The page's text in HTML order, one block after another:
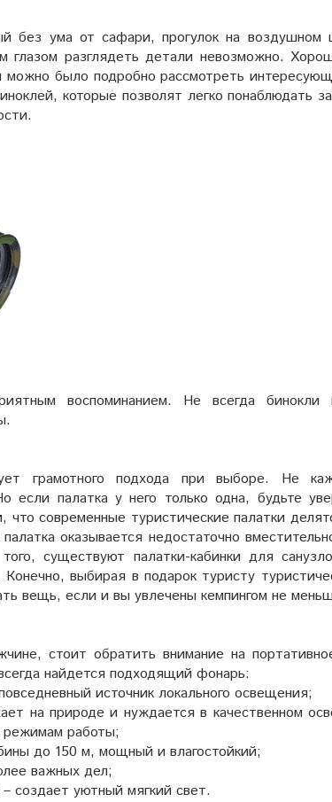
без ума от сафари, прогулок на воздушном
глазом разглядеть детали невозможно.
было подробно рассмотреть
которые позволят легко понаблюдать
воспоминанием. Не всегда бинокли
грамотного подхода при выборе. Не
палатка у него только одна, будьте
современные туристические палатки
оказывается недостаточно
существуют палатки-кабинки для
выбирая в подарок туристу
вещь, если и вы увлечены кемпингом не
стоит обратить внимание на
найдется подходящий фонарь:
источник локального освещения;
на природе и нуждается в качественном
режимам работы;
до 150 м, мощный и влагостойкий;
важных дел;
создает уютный мягкий свет.